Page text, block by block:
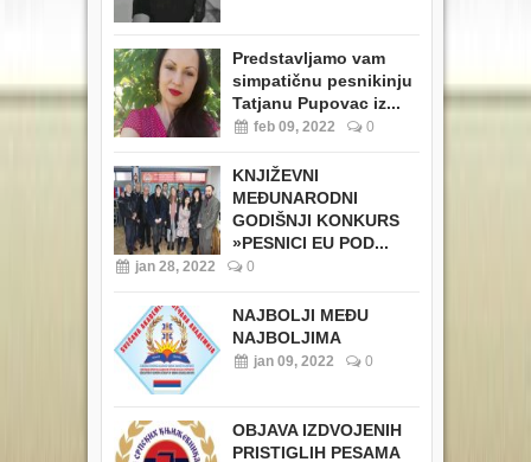
Predstavljamo vam
simpatičnu pesnikinju
Tatjanu Pupovac iz...
feb 09, 2022 0
KNJIŽEVNI
MEĐUNARODNI
GODIŠNJI KONKURS
»PESNICI EU POD...
jan 28, 2022 0
NAJBOLJI MEĐU
NAJBOLJIMA
jan 09, 2022 0
OBJAVA IZDVOJENIH
PRISTIGLIH PESAMA